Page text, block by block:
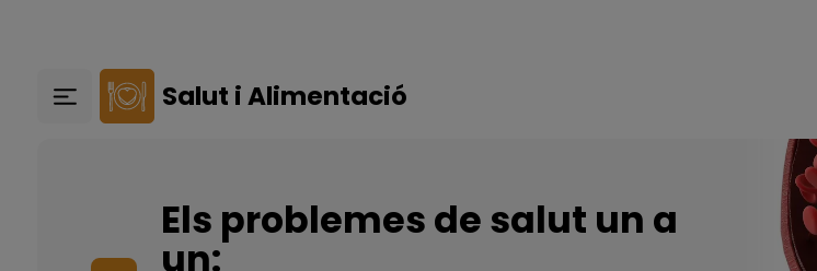
Salut i Alimentació
Els problemes de salut un a
un: